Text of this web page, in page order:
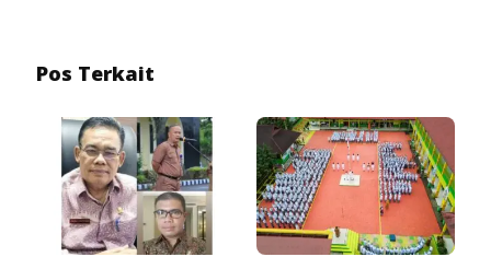
Pos Terkait